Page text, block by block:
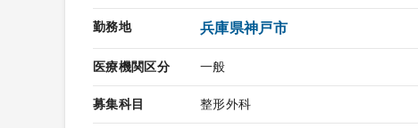
勤務地 兵庫県神戸市
医療機関区分 一般
募集科目 整形外科